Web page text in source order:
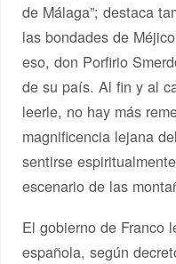
de Málaga”; destaca
las bondades de
eso, don Porfirio
de su país. Al fin y al
leerle, no hay más
magnificencia lejana
sentirse
escenario de las
El gobierno de Franco
española, según